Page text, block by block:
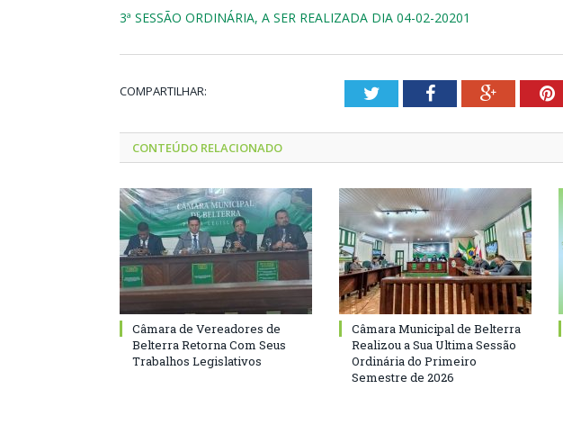
3ª SESSÃO ORDINÁRIA, A SER REALIZADA DIA 04-02-20201
COMPARTILHAR: TwitterFacebookGoogle+
CONTEÚDO RELACIONADO
Câmara de Vereadores de
Belterra Retorna Com Seus
Trabalhos Legislativos
Câmara Municipal de Belterra
Realizou a Sua Ultima Sessão
Ordinária do Primeiro
Semestre de 2026